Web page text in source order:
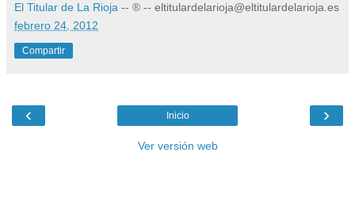
El Titular de La Rioja -- ® -- eltitulardelarioja@eltitulardelarioja.es
febrero 24, 2012
Compartir
‹ ›
Inicio
Ver versión web